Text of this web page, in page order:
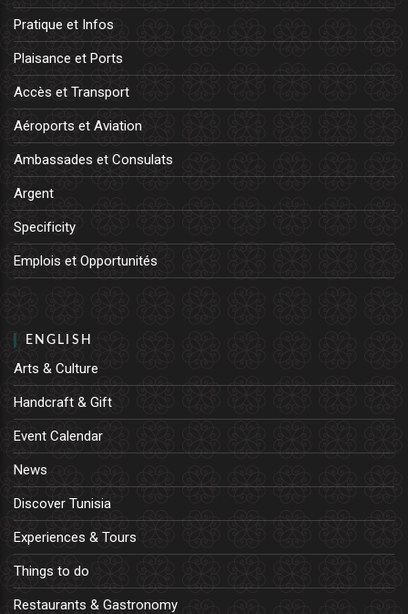
Pratique et Infos
Plaisance et Ports
Accès et Transport
Aéroports et Aviation
Ambassades et Consulats
Argent
Specificity
Emplois et Opportunités
ENGLISH
Arts & Culture
Handcraft & Gift
Event Calendar
News
Discover Tunisia
Experiences & Tours
Things to do
Restaurants & Gastronomy